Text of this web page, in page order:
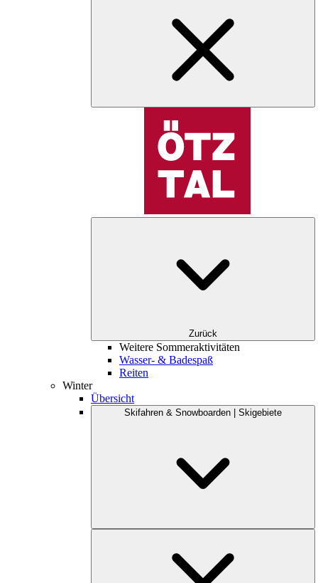
Zurück
Weitere Sommeraktivitäten
Wasser- & Badespaß
Reiten
Winter
Übersicht
Skifahren & Snowboarden | Skigebiete